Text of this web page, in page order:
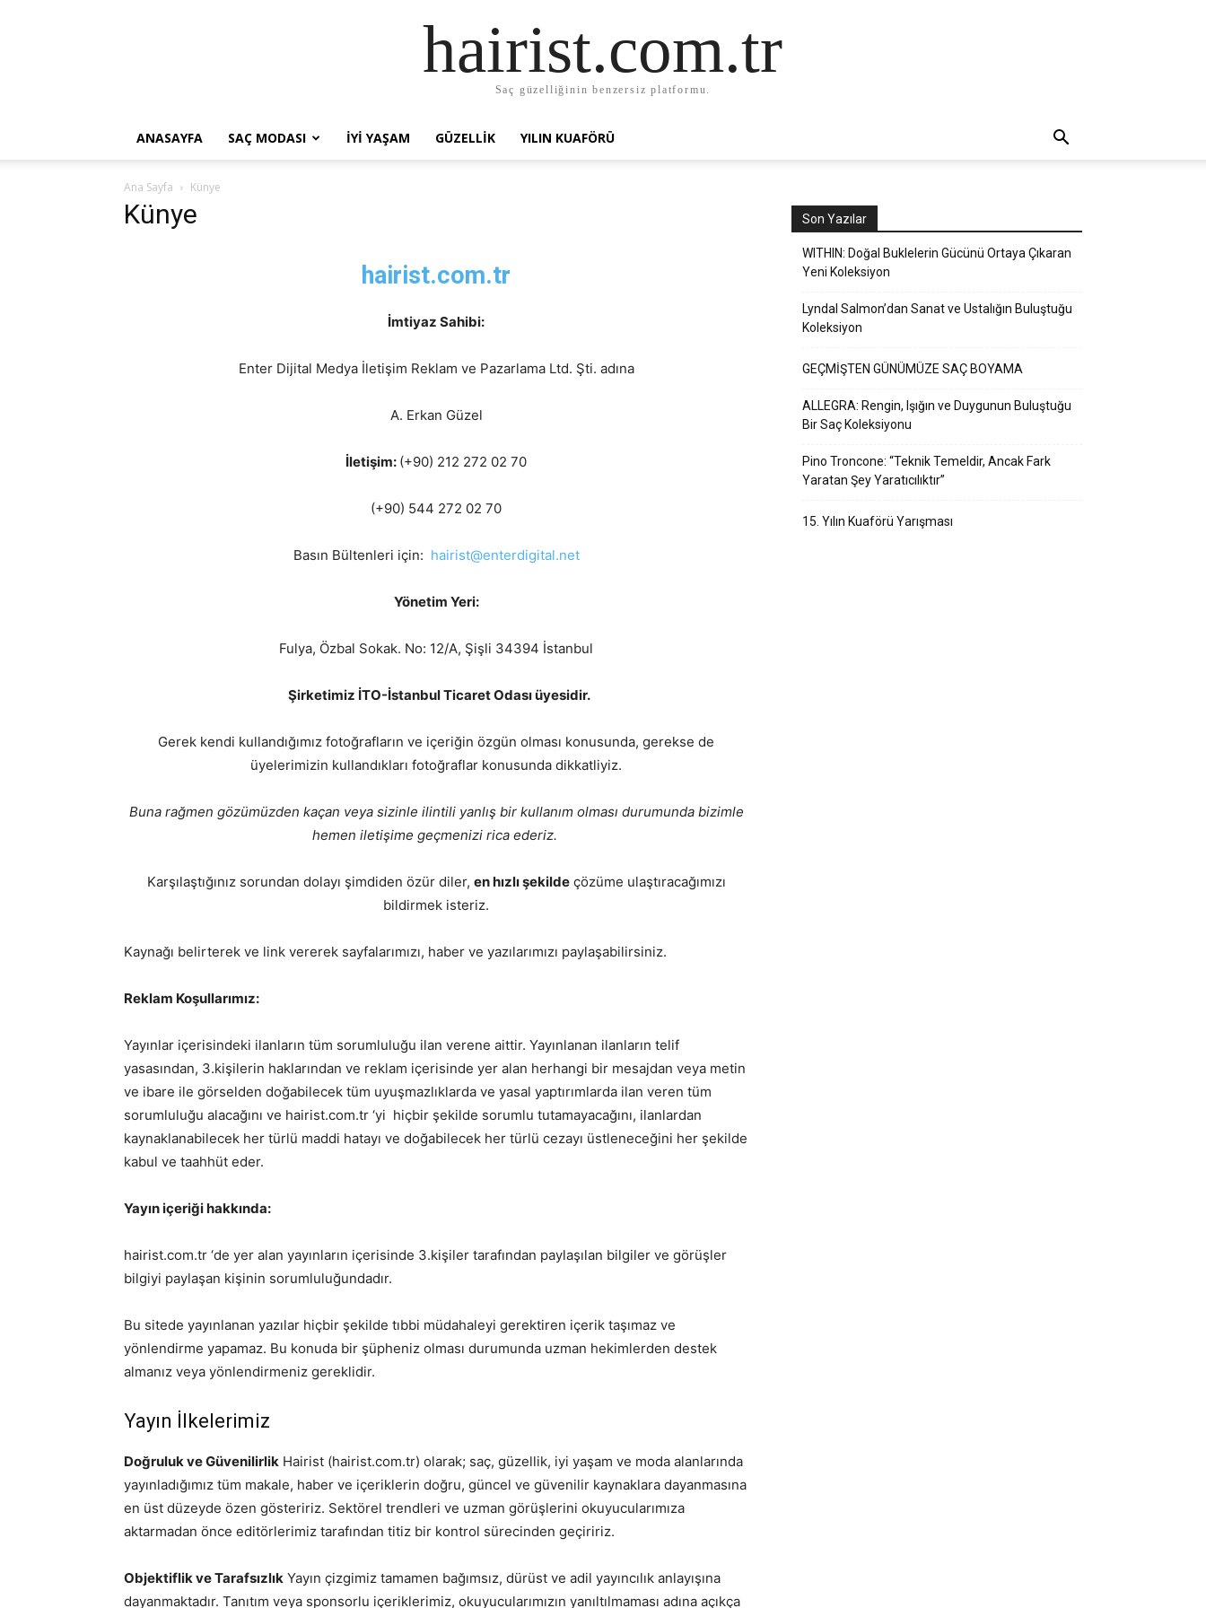
hairist.com.tr
Saç güzelliğinin benzersiz platformu.
ANASAYFA SAÇ MODASI İYI YAŞAM GÜZELLIK YILIN KUAFÖRÜ
Ana Sayfa Künye
Künye
hairist.com.tr
İmtiyaz Sahibi:
Enter Dijital Medya İletişim Reklam ve Pazarlama Ltd. Şti. adına
A. Erkan Güzel
İletişim: (+90) 212 272 02 70
(+90) 544 272 02 70
Basın Bültenleri için: hairist@enterdigital.net
Yönetim Yeri:
Fulya, Özbal Sokak. No: 12/A, Şişli 34394 İstanbul
Şirketimiz İTO-İstanbul Ticaret Odası üyesidir.
Gerek kendi kullandığımız fotoğrafların ve içeriğin özgün olması konusunda, gerekse de
üyelerimizin kullandıkları fotoğraflar konusunda dikkatliyiz.
Buna rağmen gözümüzden kaçan veya sizinle ilintili yanlış bir kullanım olması durumunda bizimle
hemen iletişime geçmenizi rica ederiz.
Karşılaştığınız sorundan dolayı şimdiden özür diler, en hızlı şekildeçözüme ulaştıracağımızı
bildirmek isteriz.
Kaynağı belirterek ve link vererek sayfalarımızı, haber ve yazılarımızı paylaşabilirsiniz.
Reklam Koşullarımız:
Yayınlar içerisindeki ilanların tüm sorumluluğu ilan verene aittir. Yayınlanan ilanların telif
yasasından, 3.kişilerin haklarından ve reklam içerisinde yer alan herhangi bir mesajdan veya metin
ve ibare ile görselden doğabilecek tüm uyuşmazlıklarda ve yasal yaptırımlarda ilan veren tüm
sorumluluğu alacağını ve hairist.com.tr ‘yi hiçbir şekilde sorumlu tutamayacağını, ilanlardan
kaynaklanabilecek her türlü maddi hatayı ve doğabilecek her türlü cezayı üstleneceğini her şekilde
kabul ve taahhüt eder.
Yayın içeriği hakkında:
hairist.com.tr ‘de yer alan yayınların içerisinde 3.kişiler tarafından paylaşılan bilgiler ve görüşler
bilgiyi paylaşan kişinin sorumluluğundadır.
Bu sitede yayınlanan yazılar hiçbir şekilde tıbbi müdahaleyi gerektiren içerik taşımaz ve
yönlendirme yapamaz. Bu konuda bir şüpheniz olması durumunda uzman hekimlerden destek
almanız veya yönlendirmeniz gereklidir.
Yayın İlkelerimiz
Doğruluk ve Güvenilirlik Hairist (hairist.com.tr) olarak; saç, güzellik, iyi yaşam ve moda alanlarında
yayınladığımız tüm makale, haber ve içeriklerin doğru, güncel ve güvenilir kaynaklara dayanmasına
en üst düzeyde özen gösteririz. Sektörel trendleri ve uzman görüşlerini okuyucularımıza
aktarmadan önce editörlerimiz tarafından titiz bir kontrol sürecinden geçiririz.
Objektiflik ve Tarafsızlık Yayın çizgimiz tamamen bağımsız, dürüst ve adil yayıncılık anlayışına
dayanmaktadır. Tanıtım veya sponsorlu içeriklerimiz, okuyucularımızın yanıltılmaması adına açıkça
Son Yazılar
WITHIN: Doğal Buklelerin Gücünü Ortaya Çıkaran
Yeni Koleksiyon
Lyndal Salmon’dan Sanat ve Ustalığın Buluştuğu
Koleksiyon
GEÇMİŞTEN GÜNÜMÜZE SAÇ BOYAMA
ALLEGRA: Rengin, Işığın ve Duygunun Buluştuğu
Bir Saç Koleksiyonu
Pino Troncone: “Teknik Temeldir, Ancak Fark
Yaratan Şey Yaratıcılıktır”
15. Yılın Kuaförü Yarışması